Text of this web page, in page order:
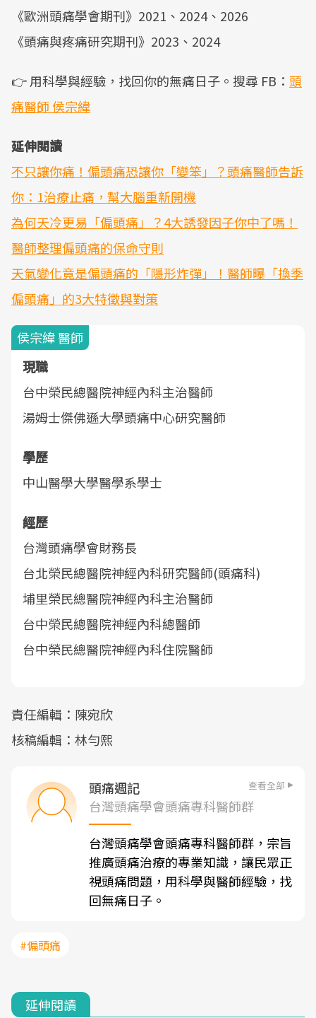
《歐洲頭痛學會期刊》2021、2024、2026
《頭痛與疼痛研究期刊》2023、2024
👉 用科學與經驗，找回你的無痛日子。搜尋 FB： 頭
痛醫師 侯宗緯
延伸閱讀
不只讓你痛！偏頭痛恐讓你「變笨」？頭痛醫師告訴
你：1治療止痛，幫大腦重新開機
為何天冷更易「偏頭痛」？4大誘發因子你中了嗎！
醫師整理偏頭痛的保命守則
天氣變化竟是偏頭痛的「隱形炸彈」！醫師曝「換季
偏頭痛」的3大特徵與對策
侯宗緯 醫師
現職
台中榮民總醫院神經內科主治醫師
湯姆士傑佛遜大學頭痛中心研究醫師
學歷
中山醫學大學醫學系學士
經歷
台灣頭痛學會財務長
台北榮民總醫院神經內科研究醫師(頭痛科)
埔里榮民總醫院神經內科主治醫師
台中榮民總醫院神經內科總醫師
台中榮民總醫院神經內科住院醫師
責任編輯：陳宛欣
核稿編輯：林勻熙
頭痛週記 查看全部
台灣頭痛學會頭痛專科醫師群
台灣頭痛學會頭痛專科醫師群，宗旨
推廣頭痛治療的專業知識，讓民眾正
視頭痛問題，用科學與醫師經驗，找
回無痛日子。
#偏頭痛
延伸閱讀